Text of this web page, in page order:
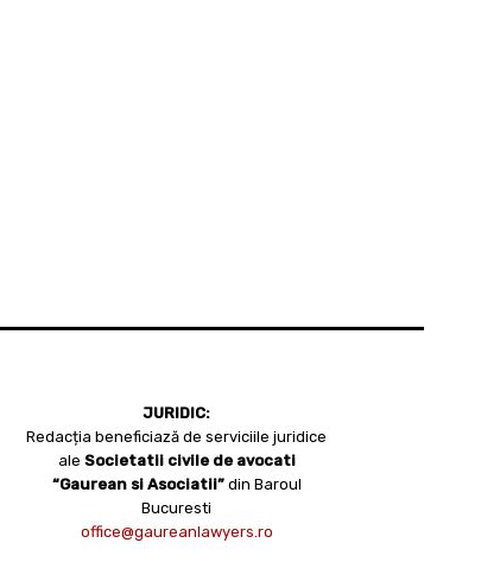
JURIDIC:
Redacția beneficiază de serviciile juridice
ale Societatii civile de avocati
“Gaurean si Asociatii” din Baroul
Bucuresti
office@gaureanlawyers.ro